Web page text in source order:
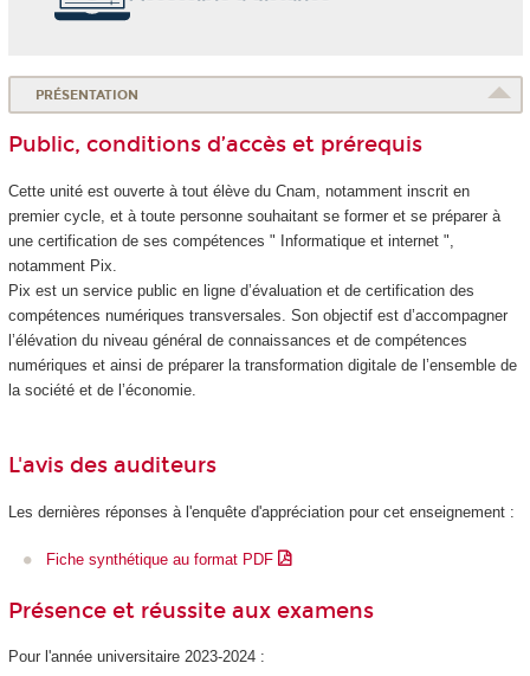
PRÉSENTATION
Public, conditions d’accès et prérequis
Cette unité est ouverte à tout élève du Cnam, notamment inscrit en
premier cycle, et à toute personne souhaitant se former et se préparer à
une certification de ses compétences " Informatique et internet ",
notamment Pix.
Pix est un service public en ligne d’évaluation et de certification des
compétences numériques transversales. Son objectif est d’accompagner
l’élévation du niveau général de connaissances et de compétences
numériques et ainsi de préparer la transformation digitale de l’ensemble de
la société et de l’économie.
L'avis des auditeurs
Les dernières réponses à l'enquête d'appréciation pour cet enseignement :
Fiche synthétique au format PDF
Présence et réussite aux examens
Pour l'année universitaire 2023-2024 :